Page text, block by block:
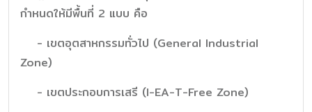
กำหนดให้มีพื้นที่ 2 แบบ คือ
- เขตอุตสาหกรรมทั่วไป (General Industrial
Zone)
- เขตประกอบการเสรี (I-EA-T-Free Zone)